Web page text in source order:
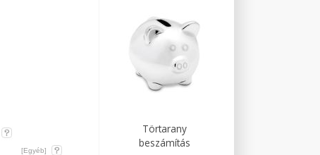
[Egyéb]
Törtarany
beszámítás